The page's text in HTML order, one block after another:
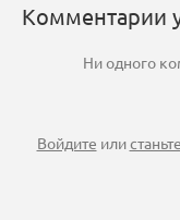
Комментарии
Ни одного
Войдите или